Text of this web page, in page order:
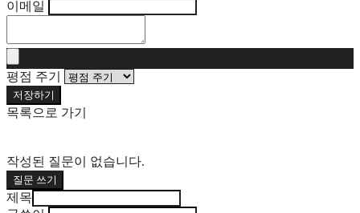
이메일
평점 주기
저장하기
목록으로 가기
작성된 질문이 없습니다.
질문 쓰기
제목